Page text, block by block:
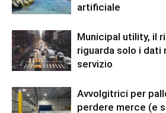
artificiale
Municipal utility, il
riguarda solo i dati
servizio
Avvolgitrici per
perdere merce (e